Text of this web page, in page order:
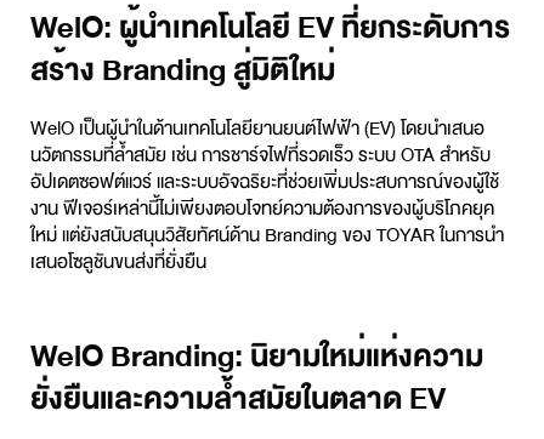
WelO: ผู้นำเทคโนโลยี EV ที่ยกระดับการ
สร้าง Branding สู่มิติใหม่
WelO เป็นผู้นำในด้านเทคโนโลยียานยนต์ไฟฟ้า (EV) โดยนำเสนอ
นวัตกรรมที่ล้ำสมัย เช่น การชาร์จไฟที่รวดเร็ว ระบบ OTA สำหรับ
อัปเดตซอฟต์แวร์ และระบบอัจฉริยะที่ช่วยเพิ่มประสบการณ์ของผู้ใช้
งาน ฟีเจอร์เหล่านี้ไม่เพียงตอบโจทย์ความต้องการของผู้บริโภคยุค
ใหม่ แต่ยังสนับสนุนวิสัยทัศน์ด้านBrandingของ TOYAR ในการนำ
เสนอโซลูชันขนส่งที่ยั่งยืน
WelO Branding: นิยามใหม่แห่งความ
ยั่งยืนและความล้ำสมัยในตลาด EV